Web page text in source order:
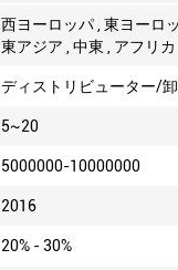
西ヨーロッパ , 東ヨーロ
東アジア , 中東 , アフリカ
ディストリビューター/
5~20
5000000-10000000
2016
20% - 30%